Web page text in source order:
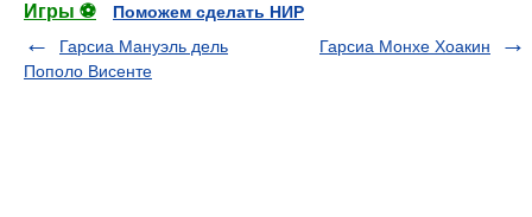
Игры ⚽
Поможем сделать НИР
Гарсиа Мануэль дель
Пополо Висенте
Гарсиа Монхе Хоакин